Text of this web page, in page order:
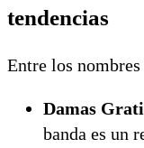
tendencias
Entre los nombres
Damas
banda es un